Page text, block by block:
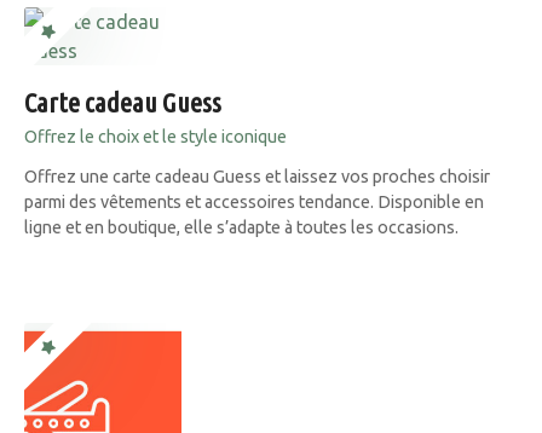
Carte cadeau Guess
Offrez le choix et le style iconique
Offrez une carte cadeau Guess et laissez vos proches choisir
parmi des vêtements et accessoires tendance. Disponible en
ligne et en boutique, elle s’adapte à toutes les occasions.